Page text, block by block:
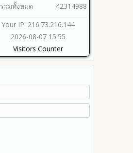
รวมทั้งหมด
42314988
Your IP: 216.73.216.144
2026-08-07 15:55
Visitors Counter